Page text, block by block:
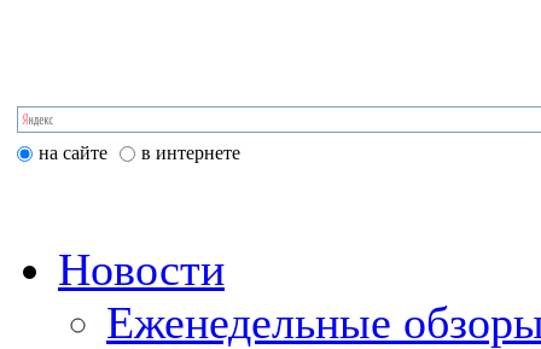
на сайте в интернете
Новости
Еженедельные